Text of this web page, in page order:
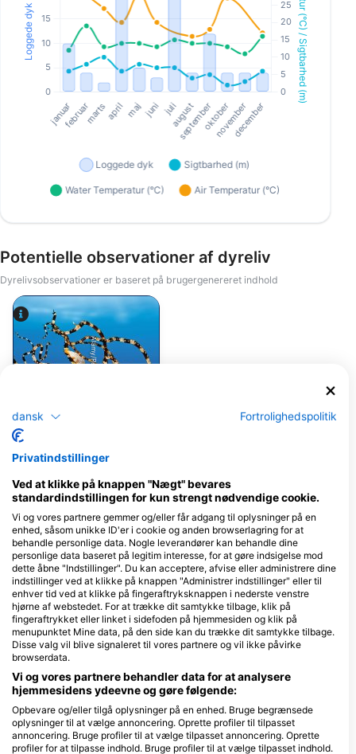
Potentielle observationer af dyreliv
Dyrelivsobservationer er baseret på brugergenereret indhold
Alamy/Reinhard Dirscherl
J F M A M J J A S O N D
Dykkercentre, der betjener dette
dykkersted
Alpha Dive Centre,
http://www.alphadivecentre.co.za/
96 Main Rd (opposite Strand
Railway station ), 7139 Cape Town,
Sydafrika
Impact Divers / Cape Radd
117 St Georges Street, 7975 Cape
Town, Sydafrika
dansk Fortrolighedspolitik
Privatindstillinger
Ved at klikke på knappen "Nægt" bevares
standardindstillingen for kun strengt nødvendige cookie.
Vi og vores partnere gemmer og/eller får adgang til oplysninger på en
enhed, såsom unikke ID'er i cookie og anden browserlagring for at
behandle personlige data. Nogle leverandører kan behandle dine
personlige data baseret på legitim interesse, for at gøre indsigelse mod
dette åbne "Indstillinger". Du kan acceptere, afvise eller administrere dine
indstillinger ved at klikke på knappen "Administrer indstillinger" eller til
enhver tid ved at klikke på fingeraftryksknappen i nederste venstre
hjørne af webstedet. For at trække dit samtykke tilbage, klik på
fingeraftrykket eller linket i sidefoden på hjemmesiden og klik på
menupunktet Mine data, på den side kan du trække dit samtykke tilbage.
Disse valg vil blive signaleret til vores partnere og vil ikke påvirke
browserdata.
Vi og vores partnere behandler data for at analysere
hjemmesidens ydeevne og gøre følgende:
Opbevare og/eller tilgå oplysninger på en enhed. Bruge begrænsede
oplysninger til at vælge annoncering. Oprette profiler til tilpasset
annoncering. Bruge profiler til at vælge tilpasset annoncering. Oprette
profiler for at tilpasse indhold. Bruge profiler til at vælge tilpasset indhold.